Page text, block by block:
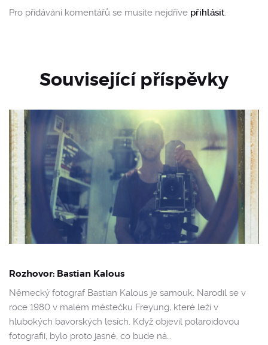
Pro přidávání komentářů se musíte nejdříve přihlásit.
Související příspěvky
Rozhovor: Bastian Kalous
Německý fotograf Bastian Kalous je samouk. Narodil se v
roce 1980 v malém městečku Freyung, které leží v
hlubokých bavorských lesích. Když objevil polaroidovou
fotografii, bylo proto jasné, co bude ná…